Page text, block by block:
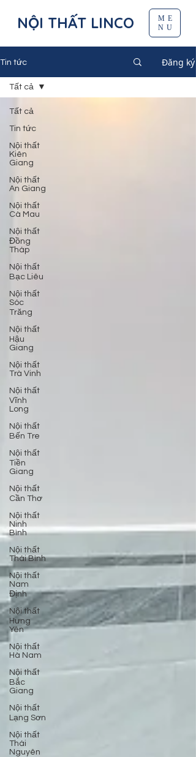
NỘI THẤT LINCO
ME
NU
Tin tức Đăng ký
Tất cả
Tin tức
Nội thất
Kiên
Giang
Nội thất
An Giang
Nội thất
Cà Mau
Nội thất
Đồng
Tháp
Nội thất
Bạc Liêu
Nội thất
Sóc
Trăng
Nội thất
Hậu
Giang
Nội thất
Trà Vinh
Nội thất
Vĩnh
Long
Nội thất
Bến Tre
Nội thất
Tiền
Giang
Nội thất
Cần Thơ
Nội thất
Ninh
Bình
Nội thất
Thái Bình
Nội thất
Nam
Định
Nội thất
Hưng
Yên
Nội thất
Hà Nam
Nội thất
Bắc
Giang
Nội thất
Lạng Sơn
Nội thất
Thái
Nguyên
Tất cả